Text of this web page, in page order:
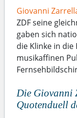
Giovanni
ZDF seine
gaben sich
die Klinke in die
musikaffinen
Die Giovanni
Quotenduell